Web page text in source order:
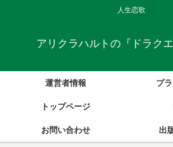
人生恋歌
アリクラハルトの『ドラクエ
運営者情報 プ
トップページ
お問い合わせ 出